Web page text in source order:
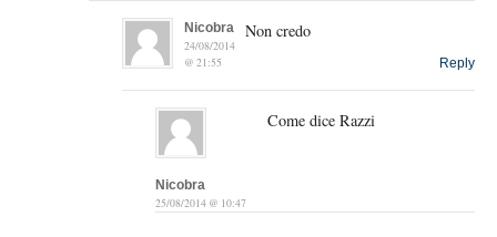
Nicobra
24/08/2014
@ 21:55
Non credo
Reply
Nicobra
25/08/2014 @ 10:47
Come dice Razzi